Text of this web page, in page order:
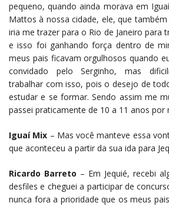
pequeno, quando ainda morava em
Mattos à nossa cidade, ele, que
iria me trazer para o Rio de Janeiro para
e isso foi ganhando força dentro de
meus pais ficavam orgulhosos quando
convidado pelo Serginho, mas
trabalhar com isso, pois o desejo de
estudar e se formar. Sendo assim me
passei praticamente de 10 a 11 anos por
Iguaí Mix – Mas você manteve essa
que aconteceu a partir da sua ida para
Ricardo Barreto – Em Jequié, recebi
desfiles e cheguei a participar de
nunca fora a prioridade que os meus